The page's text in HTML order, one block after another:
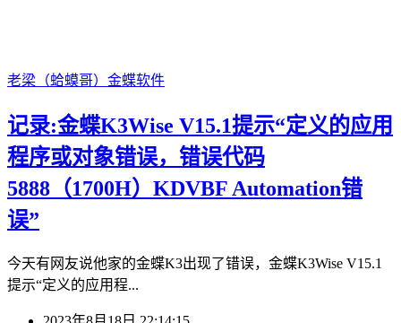
老梁（蛤蟆哥） 金蝶软件
记录:金蝶K3Wise V15.1提示“定义的应用
程序或对象错误，错误代码
5888（1700H）KDVBF Automation错
误”
今天有网友说他家的金蝶K3出现了错误，金蝶K3Wise V15.1
提示“定义的应用程...